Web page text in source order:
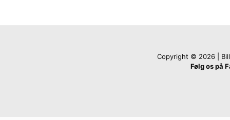
Copyright © 2026 |
Følg os på